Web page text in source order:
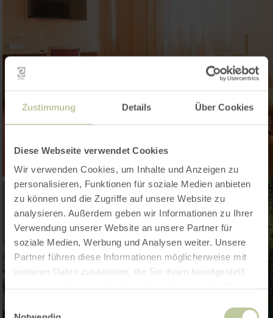
Zustimmung Details Über Cookies
Diese Webseite verwendet Cookies
Wir verwenden Cookies, um Inhalte und Anzeigen zu
personalisieren, Funktionen für soziale Medien anbieten
zu können und die Zugriffe auf unsere Website zu
analysieren. Außerdem geben wir Informationen zu Ihrer
Verwendung unserer Website an unsere Partner für
soziale Medien, Werbung und Analysen weiter. Unsere
Partner führen diese Informationen möglicherweise mit
weiteren Daten zusammen, die Sie ihnen bereitgestellt